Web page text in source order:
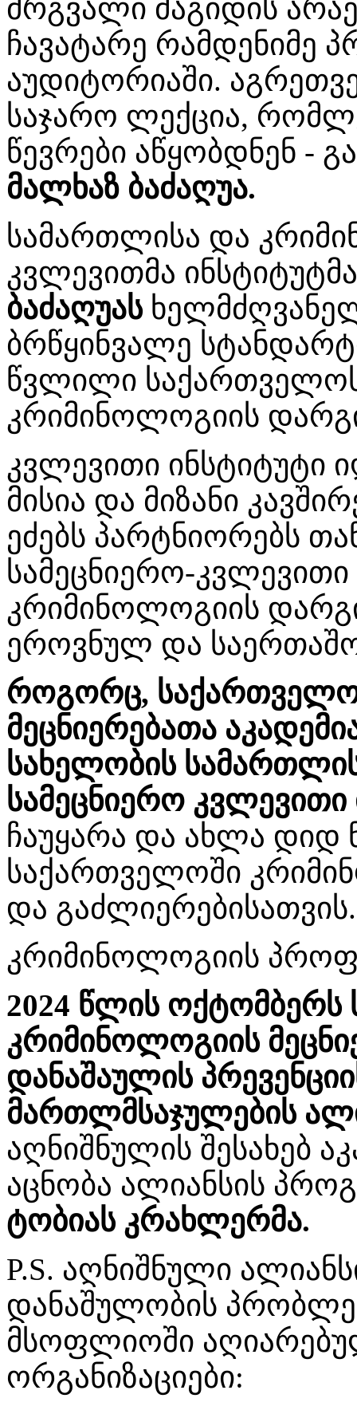
მრგვალი მაგიდის
ჩავატარე რამდენიმე
აუდიტორიაში.
საჯარო ლექცია,
წევრები აწყობდნენ -
მალხაზ ბაძაღუა.
სამართლისა და
კვლევითმა
ბაძაღუას
ბრწყინვალე
წვლილი
კრიმინოლოგიის
კვლევითი ინსტიტუტი
მისია და მიზანი
ეძებს პარტნიორებს
სამეცნიერო-კვლევითი
კრიმინოლოგიის
ეროვნულ და
როგორც,
მეცნიერებათა
სახელობის
სამეცნიერო კვლევითი
ჩაუყარა და ახლა დიდ
საქართველოში
და გაძლიერებისათვის.
კრიმინოლოგიის
2024 წლის
კრიმინოლოგიის
დანაშაულის
მართლმსაჯულების
აღნიშნულის შესახებ
აცნობა ალიანსის
ტობიას კრახლერმა.
P.S. აღნიშნული
დანაშულობის
მსოფლიოში
ორგანიზაციები: